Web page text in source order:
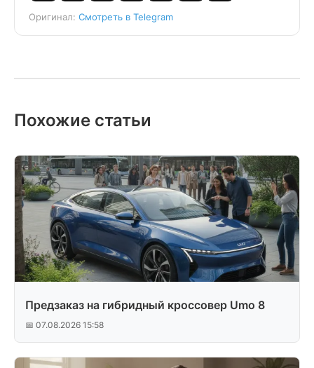
Оригинал: Смотреть в Telegram
Похожие статьи
Предзаказ на гибридный кроссовер Umo 8
📅 07.08.2026 15:58